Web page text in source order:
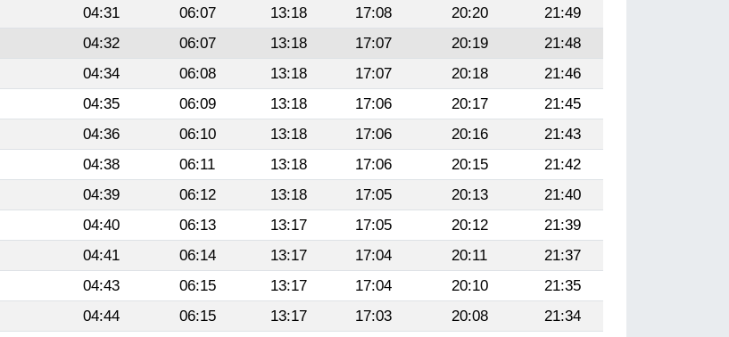
04:31 06:07 13:18 17:08 20:20
21:49
04:32 06:07 13:18 17:07 20:19
21:48
04:34 06:08 13:18 17:07 20:18
21:46
04:35 06:09 13:18 17:06 20:17
21:45
04:36 06:10 13:18 17:06 20:16
21:43
04:38 06:11 13:18 17:06 20:15
21:42
04:39 06:12 13:18 17:05 20:13
21:40
04:40 06:13 13:17 17:05 20:12
21:39
04:41 06:14 13:17 17:04 20:11
21:37
04:43 06:15 13:17 17:04 20:10
21:35
04:44 06:15 13:17 17:03 20:08
21:34